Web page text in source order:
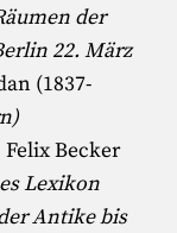
der
22. März
(1837-
Felix Becker
Lexikon
Antike bis